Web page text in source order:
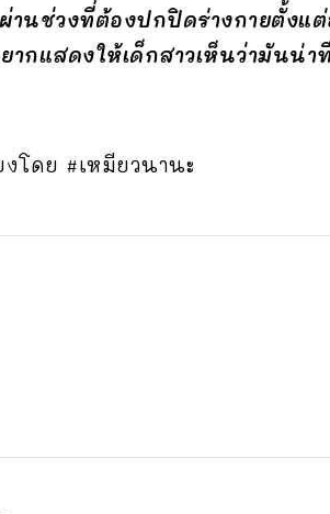
านช่วงที่ต้องปกปิดร่างกายตั้งแ
ากแสดงให้เด็กสาวเห็นว่ามันน่า
งโดย #เหมียวนานะ